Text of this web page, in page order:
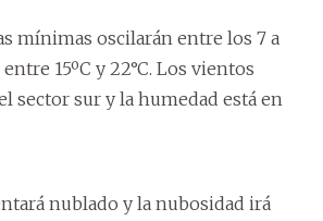
mínimas oscilarán entre los 7 a
entre 15ºC y 22°C. Los vientos
sector sur y la humedad está en
nublado y la nubosidad irá